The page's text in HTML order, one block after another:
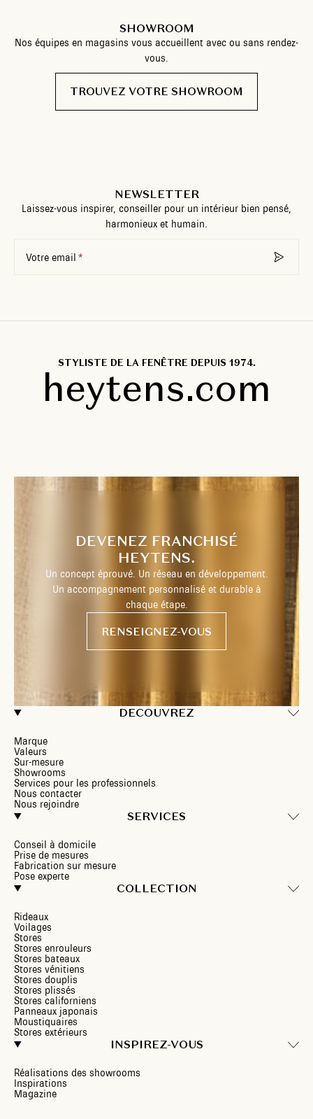
SHOWROOM
Nos équipes en magasins vous accueillent avec ou sans rendez-
vous.
TROUVEZ VOTRE SHOWROOM
NEWSLETTER
Laissez-vous inspirer, conseiller pour un intérieur bien pensé,
harmonieux et humain.
Votre email
STYLISTE DE LA FENÊTRE DEPUIS 1974.
heytens.com
DECOUVREZ
Marque
Valeurs
Sur-mesure
Showrooms
Services pour les professionnels
Nous contacter
Nous rejoindre
SERVICES
Conseil à domicile
Prise de mesures
Fabrication sur mesure
Pose experte
COLLECTION
Rideaux
Voilages
Stores
Stores enrouleurs
Stores bateaux
Stores vénitiens
Stores douplis
Stores plissés
Stores californiens
Panneaux japonais
Moustiquaires
Stores extérieurs
INSPIREZ-VOUS
Réalisations des showrooms
Inspirations
Magazine
DEVENEZ FRANCHISÉ
HEYTENS.
Un concept éprouvé. Un réseau en développement.
Un accompagnement personnalisé et durable à
chaque étape.
RENSEIGNEZ-VOUS